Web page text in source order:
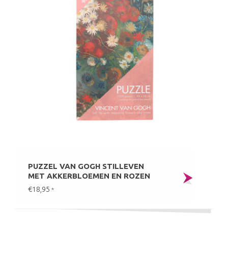
PUZZEL VAN GOGH STILLEVEN
MET AKKERBLOEMEN EN ROZEN
€18,95 *